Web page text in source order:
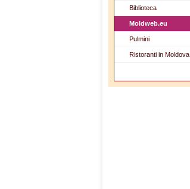
Biblioteca
Moldweb.eu
Pulmini
Ristoranti in Moldova